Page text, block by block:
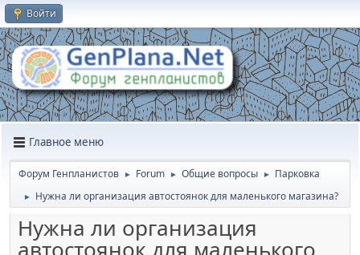
Войти
Главное меню
Форум Генпланистов ► Forum ► Общие вопросы ► Парковка
► Нужна ли организация автостоянок для маленького магазина?
Нужна ли организация